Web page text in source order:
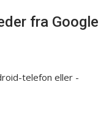
fra Google
telefon eller -